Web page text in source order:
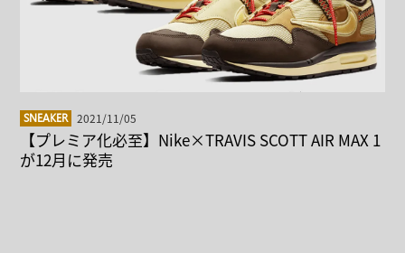
SNEAKER 2021/11/05
【プレミア化必至】Nike×TRAVIS SCOTT AIR MAX 1
が12月に発売